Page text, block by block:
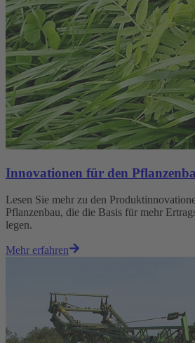
Innovationen für den
Lesen Sie mehr zu den
Pflanzenbau, die die Basis für mehr
legen.
Mehr erfahren